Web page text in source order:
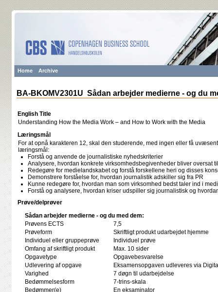
Home Archive
BA-BKOMV2301U Sådan arbejder medierne - og du
English Title
Understanding How the Media Work – and How to Work with the Media
Læringsmål
For at opnå karakteren 12, skal den studerende, med ingen eller få
læringsmål:
Forstå og anvende de journalistiske nyhedskriterier
Analysere, hvordan konkrete virksomhedsbegivenheder bliver oversat
Redegøre for medielandskabet og forstå forskellene heri og disses
Demonstrere forståelse for, hvordan journalistik adskiller sig fra PR
Kunne redegøre for, hvordan man som virksomhed bedst taler ind i
Forstå og analysere, hvordan kriser udspiller sig journalistisk og
Prøve/delprøver
Sådan arbejder medierne - og du med dem:
Prøvens ECTS
7,5
Prøveform
Skriftligt produkt udarbejdet hjemme
Individuel eller gruppeprøve
Individuel prøve
Omfang af skriftligt produkt
Max. 10 sider
Opgavetype
Opgavebesvarelse
Udlevering af opgave
Eksamensopgaven udleveres via
Varighed
7 døgn til udarbejdelse
Bedømmelsesform
7-trins-skala
Bedømmer(e)
En eksaminator